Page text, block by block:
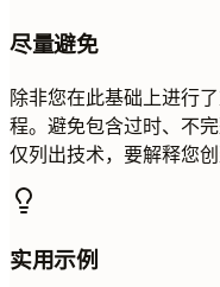
尽量避免
除非您在此基础上进行
程。避免包含过时、不
仅列出技术，要解释您
实用示例